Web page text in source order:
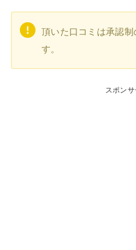
頂いた口コミは承認
す。
スポン